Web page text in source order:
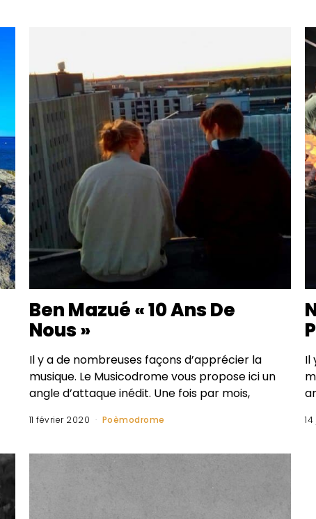
Ben Mazué « 10 Ans De
Nous »
Il y a de nombreuses façons d’apprécier la
musique. Le Musicodrome vous propose ici un
angle d’attaque inédit. Une fois par mois,
11 février 2020 Poèmodrome
Il